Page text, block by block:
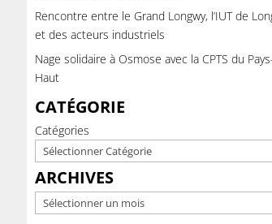
Rencontre entre le Grand Longwy, l’IUT de
et des acteurs industriels
Nage solidaire à Osmose avec la CPTS du
Haut
CATÉGORIE
Catégories
ARCHIVES
Archives